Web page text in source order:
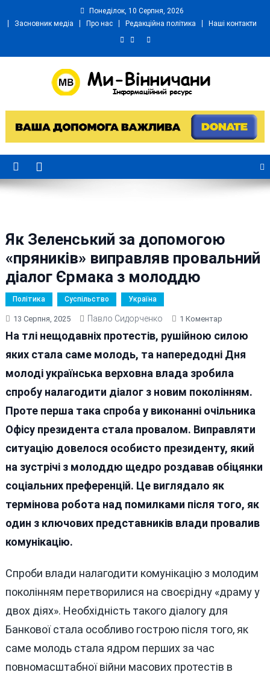
Понеділок, 10 Серпня, 2026
Засновник медіа
Про нас Редакційна політика Наші контакти
Ми Вінничани
Як Зеленський за допомогою
«пряників» виправляв провальний
діалог Єрмака з молоддю
Політика Суспільство Україна
13 Серпня, 2025 Павло Сидорченко 1 КоментарДо
Як
За
Допомогою
«пряників»
Провальний
Діалог
Єрмака
З
Молоддю
На тлі нещодавніх протестів, рушійною силою
яких стала саме молодь, та напередодні Дня
молоді українська верховна влада зробила
спробу налагодити діалог з новим поколінням.
Проте перша така спроба у виконанні очільника
Офісу президента стала провалом. Виправляти
ситуацію довелося особисто президенту, який
на зустрічі з молоддю щедро роздавав обіцянки
соціальних преференцій. Це виглядало як
термінова робота над помилками після того, як
один з ключових представників влади провалив
комунікацію.
Спроби влади налагодити комунікацію з молодим
поколінням перетворилися на своєрідну «драму у
двох діях». Необхідність такого діалогу для
Банкової стала особливо гострою після того, як
саме молодь стала ядром перших за час
повномасштабної війни масових протестів в